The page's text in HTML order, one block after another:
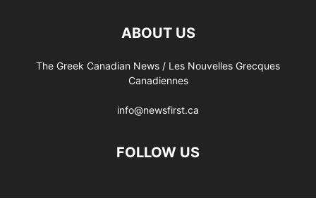
ABOUT US
The Greek Canadian News / Les Nouvelles Grecques
Canadiennes
info@newsfirst.ca
FOLLOW US